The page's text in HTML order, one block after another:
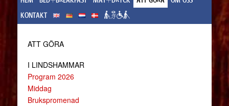
KONTAKT
ATT GÖRA
I LINDSHAMMAR
Program 2026
Middag
Brukspromenad